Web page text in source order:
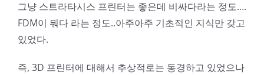
그냥 스트라타시스 프린터는 좋은데 비싸다라는 정도….
FDM이 뭐다 라는 정도..아주아주 기초적인 지식만 갖고
있었다.
즉, 3D 프린터에 대해서 추상적로는 동경하고 있었으나